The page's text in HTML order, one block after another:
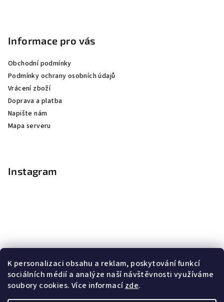
K personalizaci obsahu a reklam, poskytování funkcí
sociálních médií a analýze naší návštěvnosti využíváme
soubory cookies. Více informacízde.
Informace pro vás
Obchodní podmínky
Podmínky ochrany osobních údajů
Vrácení zboží
Doprava a platba
Napište nám
Mapa serveru
Instagram